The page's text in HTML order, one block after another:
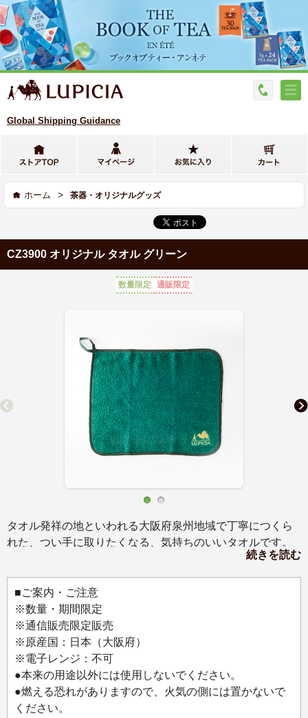
Global Shipping Guidance
ホーム > 茶器・オリジナルグッズ
CZ3900 オリジナル タオル グリーン
数量限定 通販限定
タオル発祥の地といわれる大阪府泉州地域で丁寧につくら
れた、つい手に取りたくなる、気持ちのいいタオルです。
最高のタオルのために糸から開発され、たっぷりとしたボ
リューム感のふんわりコットン100％。毛羽落ちしにくく、
洗ってもへたりにくい、吸水性・速乾性が抜群です。 愛ら
しいらくだと王子の刺繍がポイントです。
続きを読む
■ご案内・ご注意
※数量・期間限定
※通信販売限定販売
※原産国：日本（大阪府）
※電子レンジ：不可
●本来の用途以外には使用しないでください。
●燃える恐れがありますので、火気の側には置かないで
ください。